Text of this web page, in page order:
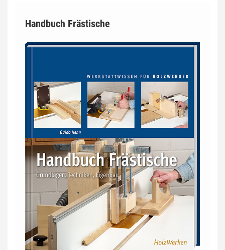
Handbuch Frästische